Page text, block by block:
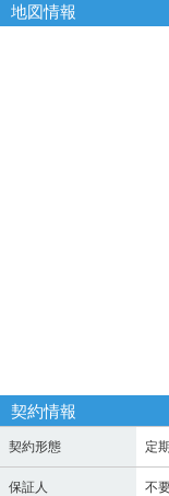
地図情報
契約情報
契約形態 定
保証人 不